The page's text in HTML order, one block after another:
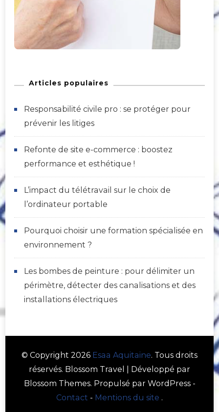
Articles populaires
Responsabilité civile pro : se protéger pour
prévenir les litiges
Refonte de site e-commerce : boostez
performance et esthétique !
L’impact du télétravail sur le choix de
l’ordinateur portable
Pourquoi choisir une formation spécialisée en
environnement ?
Les bombes de peinture : pour délimiter un
périmètre, détecter des canalisations et des
installations électriques
© Copyright 2026 Esaa Aquitaine. Tous droits
réservés. Blossom Travel | Développé par
Blossom Themes. Propulsé par WordPress -
Contact - Mentions du site .